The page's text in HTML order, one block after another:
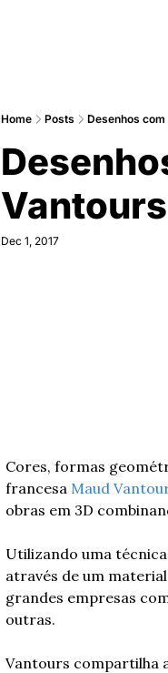
Home Posts Desenhos com
Vantours
Dec 1, 2017
Cores, formas
francesa Maud
obras em 3D
Utilizando uma
através de um
grandes empresas
outras.
Vantours compartilha